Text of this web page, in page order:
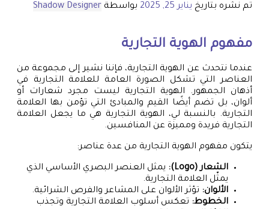
تم نشره بتاريخ يناير 25, 2025 بواسطة Shadow Designer
مفهوم الهوية التجارية
عندما نتحدث عن الهوية التجارية، فإننا نشير إلى مجموعة من
العناصر التي تشكل الصورة العامة للعلامة التجارية في
أذهان الجمهور. الهوية التجارية ليست مجرد شعارات أو
ألوان، بل تضم أيضًا القيم والمبادئ التي تؤمن بها العلامة
التجارية. بالنسبة لي، الهوية التجارية هي ما يجعل العلامة
التجارية فريدة ومميزة عن المنافسين.
يتكون مفهوم الهوية التجارية من عدة عناصر:
الشعار (Logo):
يمثل العنصر البصري الأساسي الذي
يمثّل العلامة التجارية.
الألوان: تؤثر الألوان على المشاعر والفرص الشرائية.
الخطوط: تعكس أسلوب العلامة التجارية وتجذب